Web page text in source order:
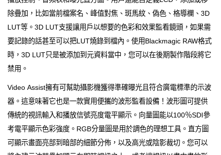
除疊加，比如當前檔案名、峰值對焦、斑馬紋、偽色、格導欄、3D
LUT等。3D LUT支援讓用戶以想要的色彩和效果監看鏡頭，如果需
要記錄的話甚至可以把LUT燒錄到檔內。使用Blackmagic RAW格式
時，3D LUT只是被添加到元資料當中，您可以在後期製作階段將它
禁用。
Video Assist擁有可幫助攝影機獲得準確曝光且符合廣電標準的示波
器。這意味著它也是一款實用便攜的波形監看設備！波形圖可提供
傳統的視訊輸入和播放信號亮度電平顯示。向量圖能以100％SDI參
考電平顯示色彩強度。RGB分量圖是用於調色的理想工具。直方圖
可顯示畫面亮部到暗部的細節分佈，以及高光或陰影裁切。您可以